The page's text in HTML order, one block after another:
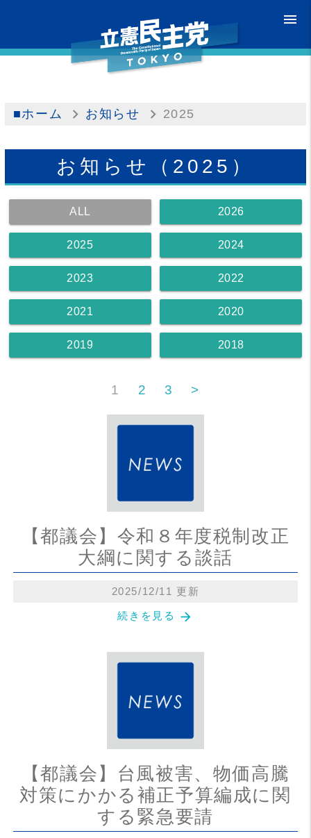
menu
■ホーム お知らせ 2025
お知らせ（2025）
ALL 2026
2025 2024
2023 2022
2021 2020
2019 2018
1 2 3 >
【都議会】令和８年度税制改正
大綱に関する談話
2025/12/11 更新
続きを見る arrow_forward
【都議会】台風被害、物価高騰
対策にかかる補正予算編成に関
する緊急要請